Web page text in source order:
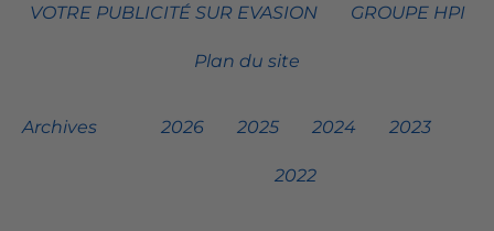
VOTRE PUBLICITÉ SUR EVASION GROUPE HPI
Plan du site
Archives 2026 2025 2024 2023
2022